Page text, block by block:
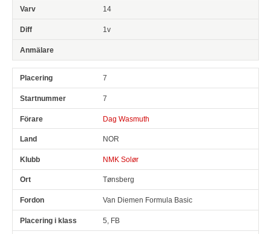
14
1v
7
7
Dag Wasmuth
NOR
NMK Solør
Tønsberg
Van Diemen Formula Basic
5, FB